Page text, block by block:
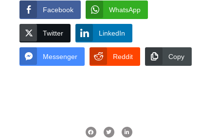
Facebook WhatsApp
Twitter LinkedIn
Messenger Reddit Copy